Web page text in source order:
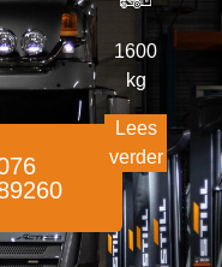
1600
kg
Lees
verder